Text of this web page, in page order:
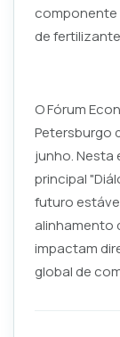
componente
de
O Fórum
Petersburgo
junho.
principal
futuro
alinhamento
impactam
global de